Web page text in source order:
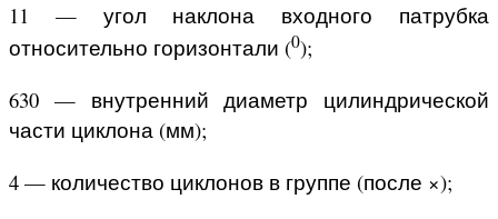
11 — угол наклона входного патрубка
относительно горизонтали (0);
630 — внутренний диаметр цилиндрической
части циклона (мм);
4 — количество циклонов в группе (после ×);